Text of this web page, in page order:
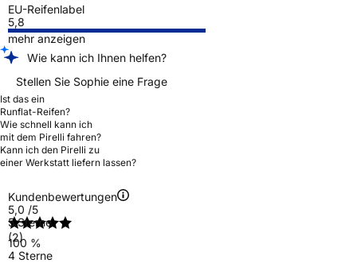
EU-Reifenlabel
5,8
mehr anzeigen
Wie kann ich Ihnen helfen?
Stellen Sie Sophie eine Frage
Ist das ein
Runflat-Reifen?
Wie schnell kann ich
mit dem Pirelli fahren?
Kann ich den Pirelli zu
einer Werkstatt liefern lassen?
Kundenbewertungen
5,0 /5
(2)
5 Sterne
100 %
4 Sterne